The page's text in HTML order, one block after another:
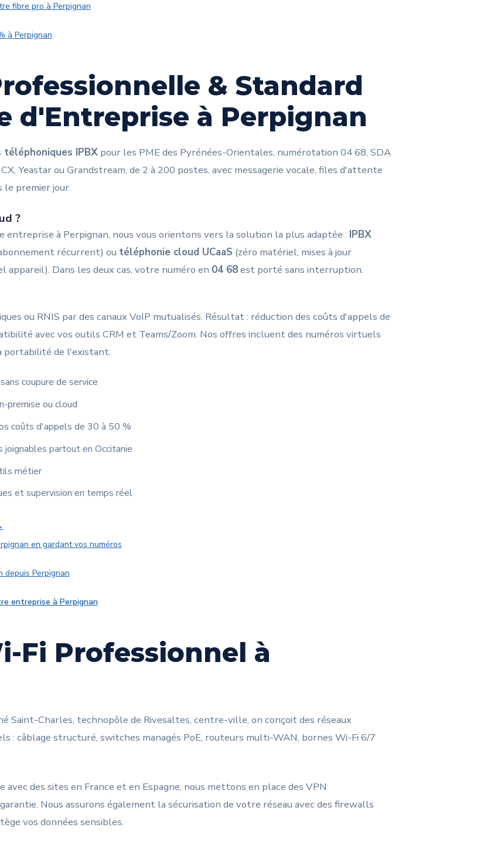
fibre pro à Perpignan
à Perpignan
& Standard
d'Entreprise à Perpignan
téléphoniques IPBXpour les PME des Pyrénées-Orientales, numérotation 04 68, SDA
Yeastar ou Grandstream, de 2 à 200 postes, avec messagerie vocale, files d'attente
le premier jour.
?
à Perpignan, nous vous orientons vers la solution la plus adaptée : IPBX
récurrent) ou téléphonie cloud UCaaS (zéro matériel, mises à jour
appareil). Dans les deux cas, votre numéro en 04 68est porté sans interruption.
ou RNIS par des canaux VoIP mutualisés. Résultat : réduction des coûts d'appels de
avec vos outils CRM et Teams/Zoom. Nos offres incluent des numéros virtuels
portabilité de l'existant.
coupure de service
premise ou cloud
coûts d'appels de 30 à 50 %
partout en Occitanie
métier
et supervision en temps réel
en gardant vos numéros
depuis Perpignan
entreprise à Perpignan
Fi Professionnel à
Saint-Charles, technopôle de Rivesaltes, centre-ville, on conçoit des réseaux
: câblage structuré, switches managés PoE, routeurs multi-WAN, bornes Wi-Fi 6/7
des sites en France et en Espagne, nous mettons en place des VPN
Nous assurons également la sécurisation de votre réseau avec des firewalls
vos données sensibles.